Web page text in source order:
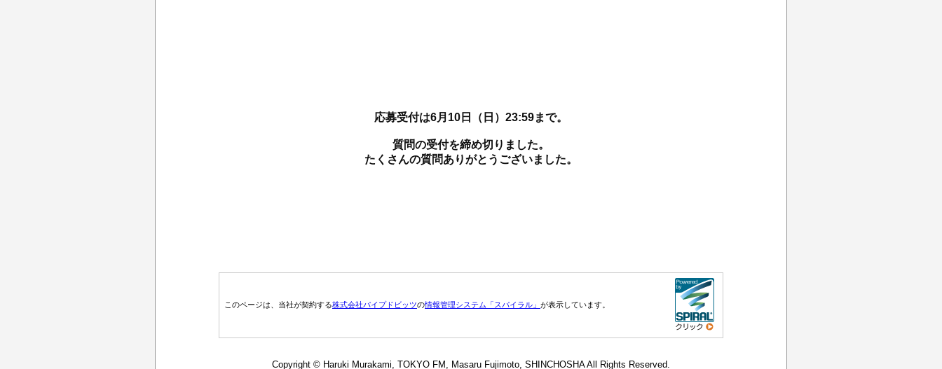
応募受付は6月10日（日）23:59まで。
質問の受付を締め切りました。
たくさんの質問ありがとうございました。
このページは、当社が契約する株式会社パイプドビッツの情報管理システム「スパイラル」 が表示しています。
Copyright © Haruki Murakami, TOKYO FM, Masaru Fujimoto, SHINCHOSHA All Rights Reserved.